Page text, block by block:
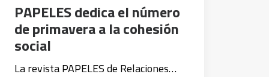
PAPELES dedica el número
de primavera a la cohesión
social
La revista PAPELES de Relaciones…